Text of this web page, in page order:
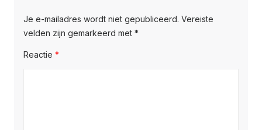
Je e-mailadres wordt niet gepubliceerd. Vereiste
velden zijn gemarkeerd met *
Reactie *